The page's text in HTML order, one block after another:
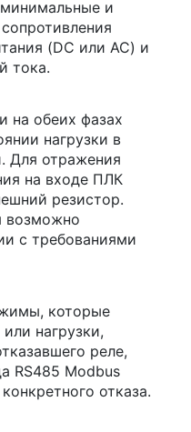
и
(DC или AC) и
тока.
на обеих фазах
нагрузки в
Для отражения
на входе ПЛК
резистор.
возможно
с требованиями
которые
нагрузки,
реле,
RS485 Modbus
отказа.